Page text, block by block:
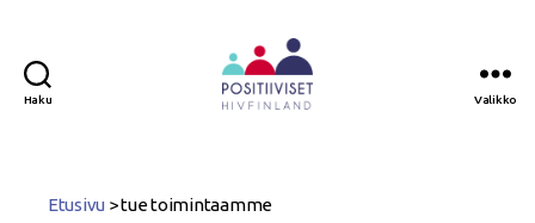
Haku Valikko
Etusivu >tue toimintaamme